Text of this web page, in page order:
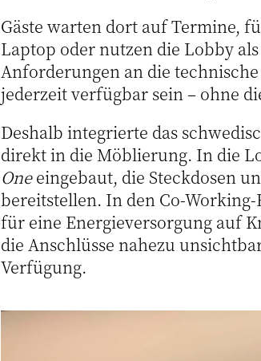
Gäste warten dort auf Termine,
Laptop oder nutzen die Lobby
Anforderungen an die
jederzeit verfügbar sein – ohne
Deshalb integrierte das
direkt in die Möblierung. In die
Oneeingebaut, die Steckdosen
bereitstellen. In den Co-
für eine Energieversorgung auf
die Anschlüsse nahezu
Verfügung.